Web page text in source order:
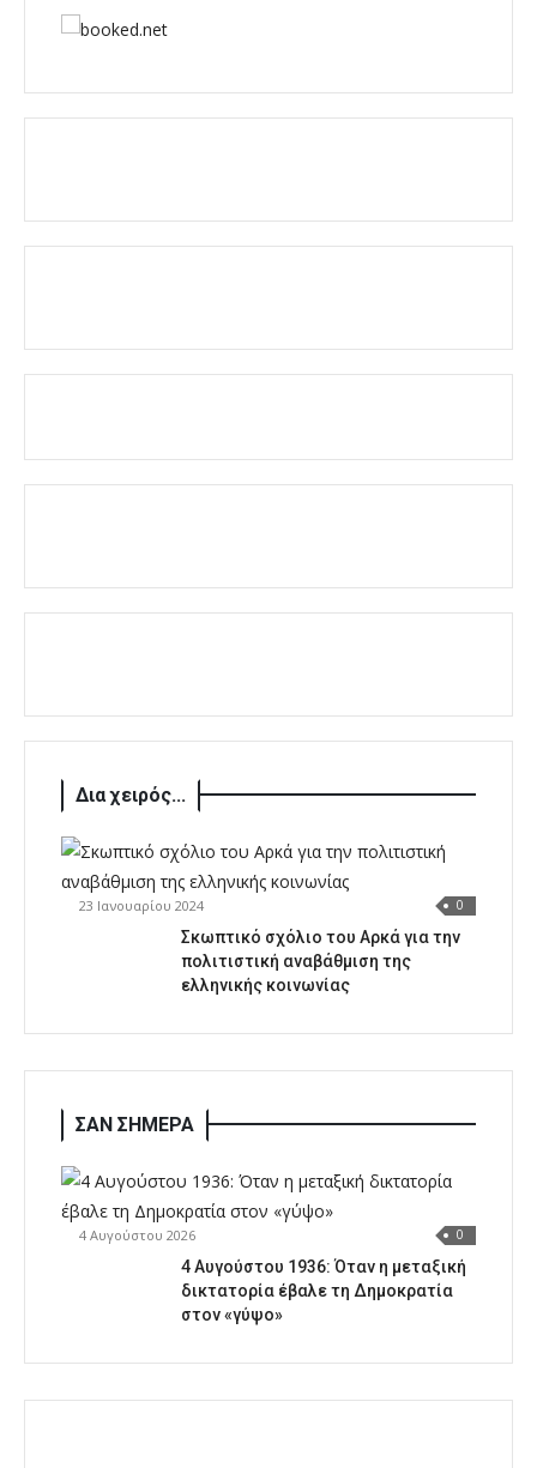
Δια χειρός...
23 Ιανουαρίου 2024 0
Σκωπτικό σχόλιο του Αρκά για την
πολιτιστική αναβάθμιση της
ελληνικής κοινωνίας
ΣΑΝ ΣΗΜΕΡΑ
4 Αυγούστου 2026 0
4 Αυγούστου 1936: Όταν η μεταξική
δικτατορία έβαλε τη Δημοκρατία
στον «γύψο»